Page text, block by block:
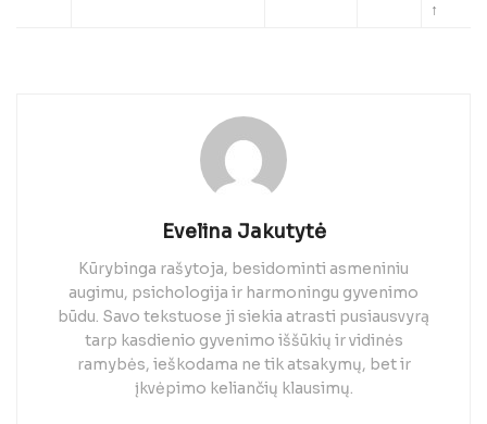
↑
Evelina Jakutytė
Kūrybinga rašytoja, besidominti asmeniniu
augimu, psichologija ir harmoningu gyvenimo
būdu. Savo tekstuose ji siekia atrasti pusiausvyrą
tarp kasdienio gyvenimo iššūkių ir vidinės
ramybės, ieškodama ne tik atsakymų, bet ir
įkvėpimo keliančių klausimų.